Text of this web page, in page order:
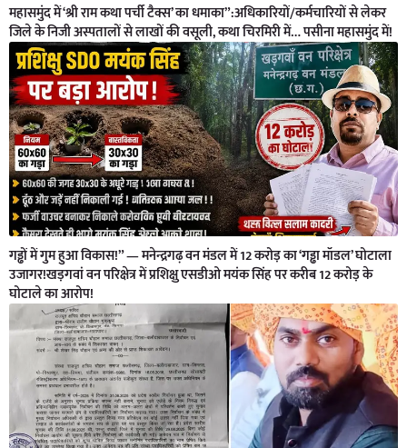
महासमुंद में ‘श्री राम कथा पर्ची टैक्स’ का धमाका”:अधिकारियों/कर्मचारियों से लेकर
जिले के निजी अस्पतालों से लाखों की वसूली, कथा चिरमिरी में… पसीना महासमुंद में!
गड्ढों में गुम हुआ विकास!” — मनेन्द्रगढ़ वन मंडल में 12 करोड़ का ‘गड्ढा मॉडल’ घोटाला
उजागर!खड़गवां वन परिक्षेत्र में प्रशिक्षु एसडीओ मयंक सिंह पर करीब 12 करोड़ के
घोटाले का आरोप!